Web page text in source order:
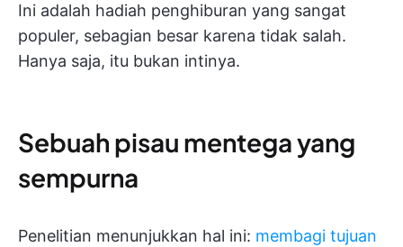
Ini adalah hadiah penghiburan yang sangat
populer, sebagian besar karena tidak salah.
Hanya saja, itu bukan intinya.
Sebuah pisau mentega yang
sempurna
Penelitian menunjukkan hal ini: membagi tujuan